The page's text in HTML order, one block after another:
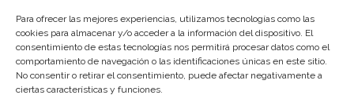
Para ofrecer las mejores experiencias, utilizamos tecnologías como las
cookies para almacenar y/o acceder a la información del dispositivo. El
consentimiento de estas tecnologías nos permitirá procesar datos como el
comportamiento de navegación o las identificaciones únicas en este sitio.
No consentir o retirar el consentimiento, puede afectar negativamente a
ciertas características y funciones.